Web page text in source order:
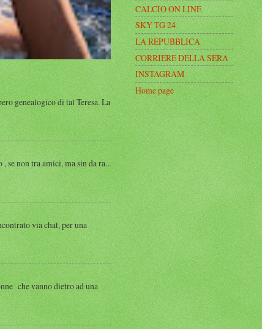
genealogico di tal Teresa. La
non tra amici, ma sin da ra...
via chat, per una
che vanno dietro ad una
CALCIO ON LINE
SKY TG 24
LA REPUBBLICA
CORRIERE DELLA SERA
INSTAGRAM
Home page